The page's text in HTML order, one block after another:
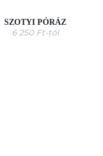
SZOTYI PÓRÁZ
6 250 Ft-tól